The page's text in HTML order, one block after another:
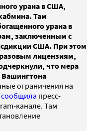
урана в США,
Там
урана в
заключенным с
США. При этом
лицензиям,
что мера
Вашингтона
ограничения на
сообщила пресс-
канале. Там